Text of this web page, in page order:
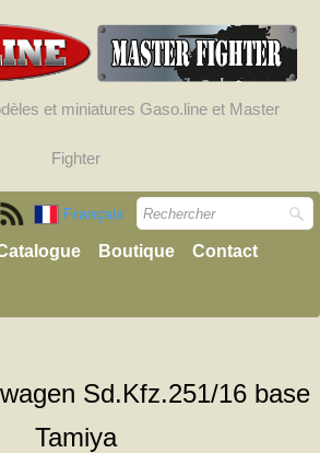
et miniatures Gaso.line et Master
Fighter
Français
Boutique Contact
Sd.Kfz.251/16 base
Tamiya